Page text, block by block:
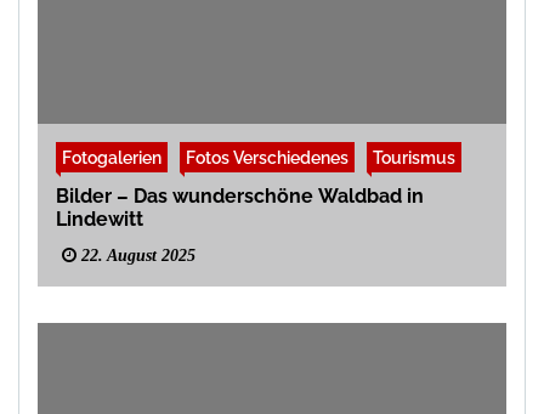
Fotogalerien Fotos Verschiedenes Tourismus
Bilder – Das wunderschöne Waldbad in
Lindewitt
22. August 2025